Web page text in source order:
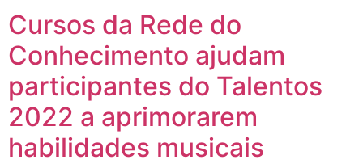
Cursos da Rede do
Conhecimento ajudam
participantes do Talentos
2022 a aprimorarem
habilidades musicais